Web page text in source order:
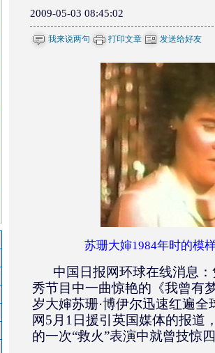
2009-05-03 08:45:02
我来说两句 打印文章 发送给好友
苏珊大婶1984年时的模
中国日报网环球在线消息
秀节目中一曲惊艳的《我曾有
岁大婶苏珊·博伊尔迅速红遍
网5月1日援引英国媒体的报道
的一次“救火”表演中就曾技惊